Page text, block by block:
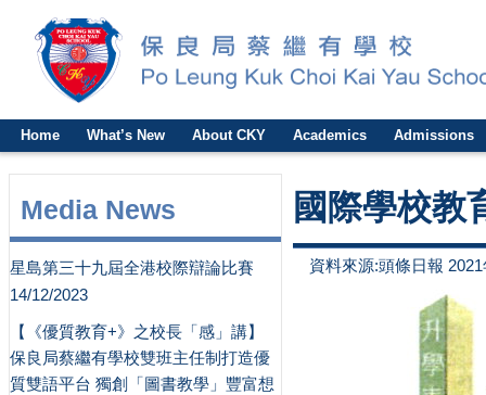
Home What’s New About CKY Academics Admissions
Media News
星島第三十九屆全港校際辯論比賽
14/12/2023
【《優質教育+》之校長「感」講】
保良局蔡繼有學校雙班主任制打造優
質雙語平台 獨創「圖書教學」豐富想
國際學校教
資料來源:頭條日報